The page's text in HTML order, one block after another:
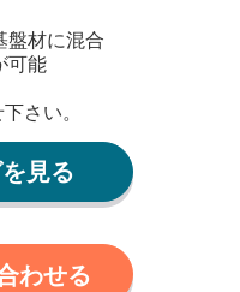
盤材に混合
可能
さい。
見る
わせる